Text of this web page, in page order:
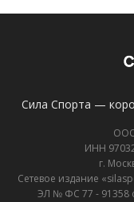
Сила Спорта —
ИНН
г.
Сетевое издание
ЭЛ № ФС 77 - 91358